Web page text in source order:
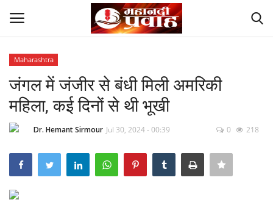
Home
मनोरंजन
Maharashtra
जंगल में जंजीर से बंधी मिली अमरिकी
महिला, कई दिनों से थी भूखी
Dr. Hemant Sirmour Jul 30, 2024 - 00:39 0 218